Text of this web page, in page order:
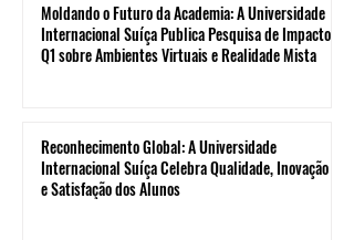
Moldando o Futuro da Academia: A Universidade
Internacional Suíça Publica Pesquisa de Impacto
Q1 sobre Ambientes Virtuais e Realidade Mista
Reconhecimento Global: A Universidade
Internacional Suíça Celebra Qualidade, Inovação
e Satisfação dos Alunos